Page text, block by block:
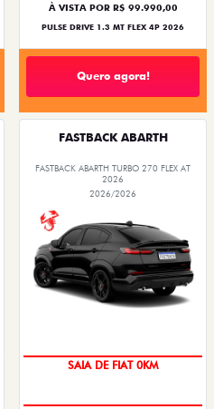
À VISTA POR R$ 99.990,00
PULSE DRIVE 1.3 MT FLEX 4P 2026
Quero agora!
FASTBACK ABARTH
FASTBACK ABARTH TURBO 270 FLEX AT
2026
2026/2026